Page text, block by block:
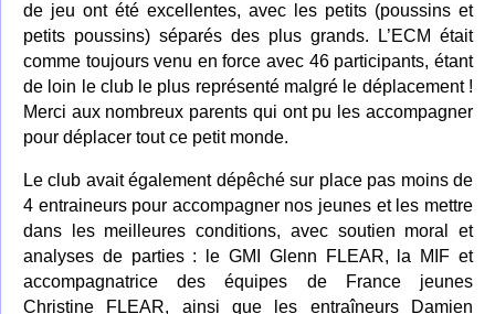
de jeu ont été excellentes, avec les petits (poussins et
petits poussins) séparés des plus grands. L’ECM était
comme toujours venu en force avec 46 participants, étant
de loin le club le plus représenté malgré le déplacement !
Merci aux nombreux parents qui ont pu les accompagner
pour déplacer tout ce petit monde.
Le club avait également dépêché sur place pas moins de
4 entraineurs pour accompagner nos jeunes et les mettre
dans les meilleures conditions, avec soutien moral et
analyses de parties : le GMI Glenn FLEAR, la MIF et
accompagnatrice des équipes de France jeunes
Christine FLEAR, ainsi que les entraîneurs Damien